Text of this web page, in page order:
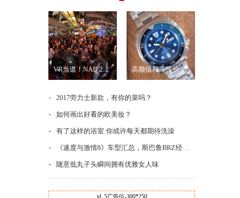
VR当道！NAB 2017展会全景拍摄新品一览 高颜值和高性价比？就是精工“乌龟”和“武士”
2017劳力士新款，有你的菜吗？
如何画出好看的欧美妆？
有了这样的浴室 你或许每天都期待洗澡
《速度与激情8》车型汇总，斯巴鲁BRZ经典改
随意低丸子头瞬间拥有优雅女人味
id_5广告位-300*250